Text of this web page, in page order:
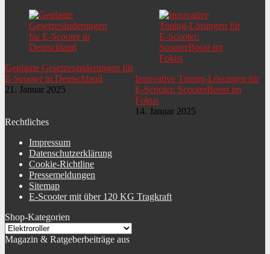
Geplante Gesetzesänderungen für
E-Scooter in Deutschland
21. Januar 2025
Innovative Tuning-Lösungen für
E-Scooter: ScooterBoost im
Fokus
14. Januar 2025
Rechtliches
Impressum
Datenschutzerklärung
Cookie-Richtline
Pressemeldungen
Sitemap
E-Scooter mit über 120 KG Tragkraft
Shop-Kategorien
Magazin & Ratgeberbeiträge aus